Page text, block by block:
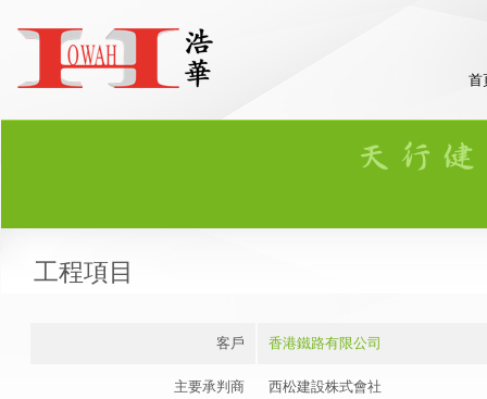
首
工程項目
客戶 香港鐵路有限公司
主要承判商 西松建設株式會社